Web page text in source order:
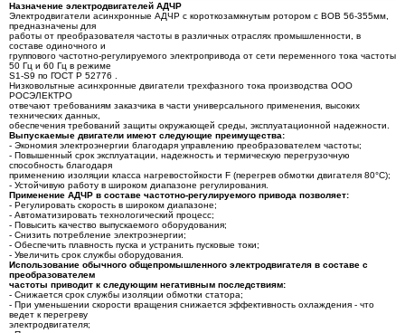
Назначение электродвигателей АДЧР
Электродвигатели асинхронные АДЧР с короткозамкнутым ротором с ВОВ 56-355мм,
предназначены для
работы от преобразователя частоты в различных отраслях промышленности, в
составе одиночного и
группового частотно-регулируемого электропривода от сети переменного тока частоты
50 Гц и 60 Гц в режиме
S1-S9 по ГОСТ Р 52776 .
Низковольтные асинхронные двигатели трехфазного тока производства ООО
РОСЭЛЕКТРО
отвечают требованиям заказчика в части универсального применения, высоких
технических данных,
обеспечения требований защиты окружающей среды, эксплуатационной надежности.
Выпускаемые двигатели имеют следующие преимущества:
- Экономия электроэнергии благодаря управлению преобразователем частоты;
- Повышенный срок эксплуатации, надежность и термическую перегрузочную
способность благодаря
применению изоляции класса нагревостойкости F (перегрев обмотки двигателя 80°C);
- Устойчивую работу в широком диапазоне регулирования.
Применение АДЧР в составе частотно-регулируемого привода позволяет:
- Регулировать скорость в широком диапазоне;
- Автоматизировать технологический процесс;
- Повысить качество выпускаемого оборудования;
- Снизить потребление электроэнергии;
- Обеспечить плавность пуска и устранить пусковые токи;
- Увеличить срок службы оборудования.
Использование обычного общепромышленного электродвигателя в составе с
преобразователем
частоты приводит к следующим негативным последствиям:
- Снижается срок службы изоляции обмотки статора;
- При уменьшении скорости вращения снижается эффективность охлаждения - что
ведет к перегреву
электродвигателя;